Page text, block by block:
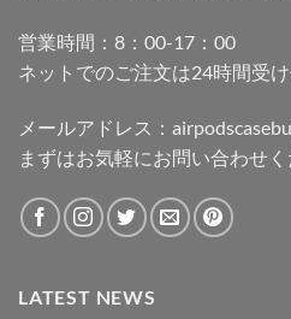
営業時間：8：00-17：00
ネットでのご注文は24時間受け
メールアドレス：
まずはお気軽にお問い合わせく
LATEST NEWS